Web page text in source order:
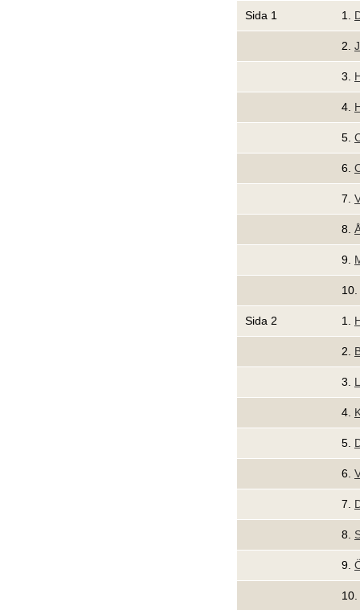
Sida 1 1.
2.
3.
4.
5.
6.
7.
8.
9.
10.
Sida 2 1.
2.
3.
4.
5.
6.
7.
8.
9.
10.